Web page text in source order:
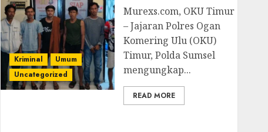
Kriminal
Umum
Uncategorized
Murexs.com, OKU Timur
– Jajaran Polres Ogan
Komering Ulu (OKU)
Timur, Polda Sumsel
mengungkap...
READ MORE